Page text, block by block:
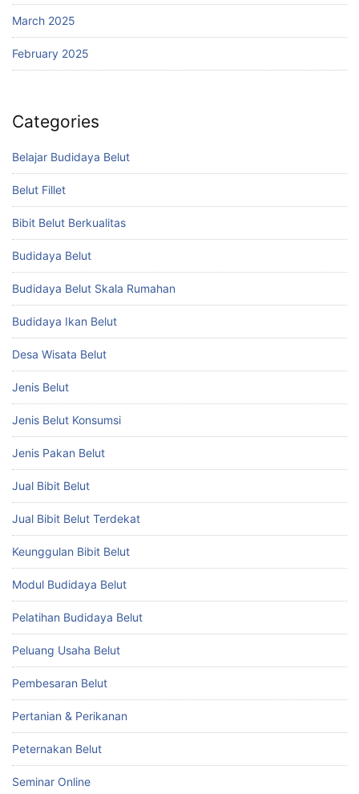
March 2025
February 2025
Categories
Belajar Budidaya Belut
Belut Fillet
Bibit Belut Berkualitas
Budidaya Belut
Budidaya Belut Skala Rumahan
Budidaya Ikan Belut
Desa Wisata Belut
Jenis Belut
Jenis Belut Konsumsi
Jenis Pakan Belut
Jual Bibit Belut
Jual Bibit Belut Terdekat
Keunggulan Bibit Belut
Modul Budidaya Belut
Pelatihan Budidaya Belut
Peluang Usaha Belut
Pembesaran Belut
Pertanian & Perikanan
Peternakan Belut
Seminar Online